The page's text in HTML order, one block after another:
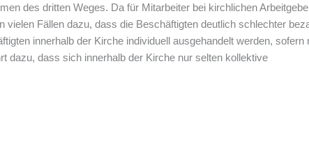
des dritten Weges. Da für Mitarbeiter bei kirchlichen
vielen Fällen dazu, dass die Beschäftigten deutlich schlechter
innerhalb der Kirche individuell ausgehandelt werden, sofern
dazu, dass sich innerhalb der Kirche nur selten kollektive